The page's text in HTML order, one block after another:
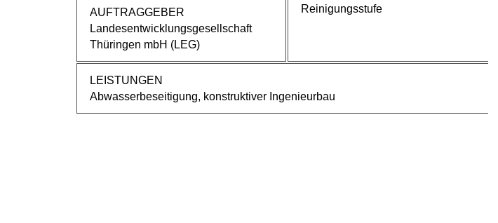
Reinigungsstufe
AUFTRAGGEBER
Landesentwicklungsgesellschaft
Thüringen mbH (LEG)
LEISTUNGEN
Abwasserbeseitigung, konstruktiver Ingenieurbau